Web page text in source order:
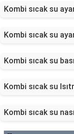
Kombi sıcak su
Kombi sıcak su
Kombi sıcak su
Kombi sıcak su
Kombi sıcak su